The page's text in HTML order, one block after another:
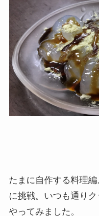
たまに自作する料理
に挑戦。いつも通り
やってみました。